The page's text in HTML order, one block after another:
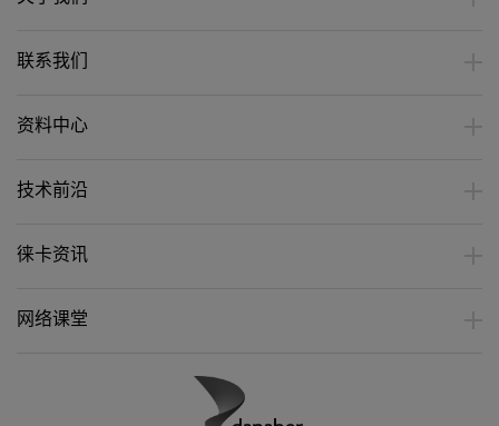
联系我们
资料中心
技术前沿
徕卡资讯
网络课堂